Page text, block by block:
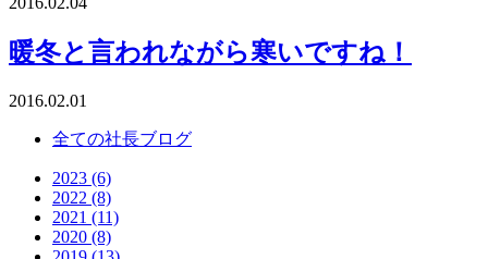
暖冬と言われながら寒いですね！
2016.02.01
全ての社長ブログ
2023 (6)
2022 (8)
2021 (11)
2020 (8)